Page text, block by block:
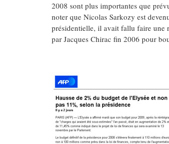
2008 sont plus importantes que
noter que Nicolas Sarkozy est
présidentielle, il avait fallu faire une
par Jacques Chirac fin 2006 pour